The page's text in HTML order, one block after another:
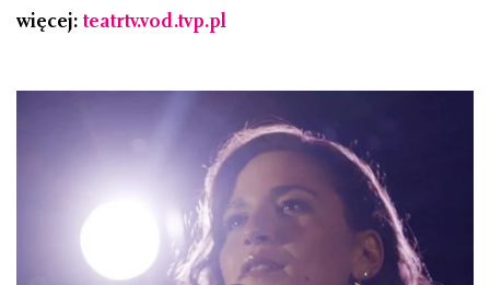
więcej:teatrtv.vod.tvp.pl